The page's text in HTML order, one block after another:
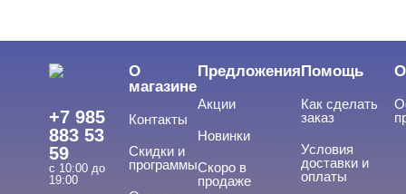
+7 985
883 53
59
с 10:00 до
19:00
О
магазине
Контакты
Скидки и
программы
Предложения
Акции
Новинки
Скоро в
продаже
Помощь
Как сделать
заказ
Условия
доставки и
оплаты